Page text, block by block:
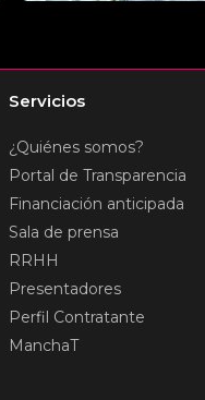
Servicios
¿Quiénes somos?
Portal de Transparencia
Financiación anticipada
Sala de prensa
RRHH
Presentadores
Perfil Contratante
ManchaT